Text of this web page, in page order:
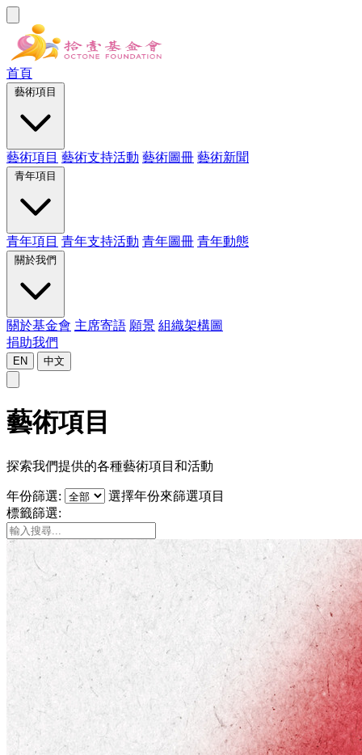
首頁
藝術項目 藝術支持活動 藝術圖冊 藝術新聞
青年項目 青年支持活動 青年圖冊 青年動態
關於基金會 主席寄語 願景 組織架構圖
捐助我們
EN 中文
藝術項目
探索我們提供的各種藝術項目和活動
年份篩選:
選擇年份來篩選項目
標籤篩選: